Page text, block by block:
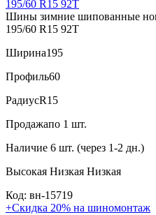
Шины зимние шипованные
195/60 R15 92T
Ширина195
Профиль60
РадиусR15
Продажапо 1 шт.
Наличие 6 шт. (через 1-2 дн.)
Высокая Низкая Низкая
Код: вн-15719
+Скидка 20% на шиномонтаж